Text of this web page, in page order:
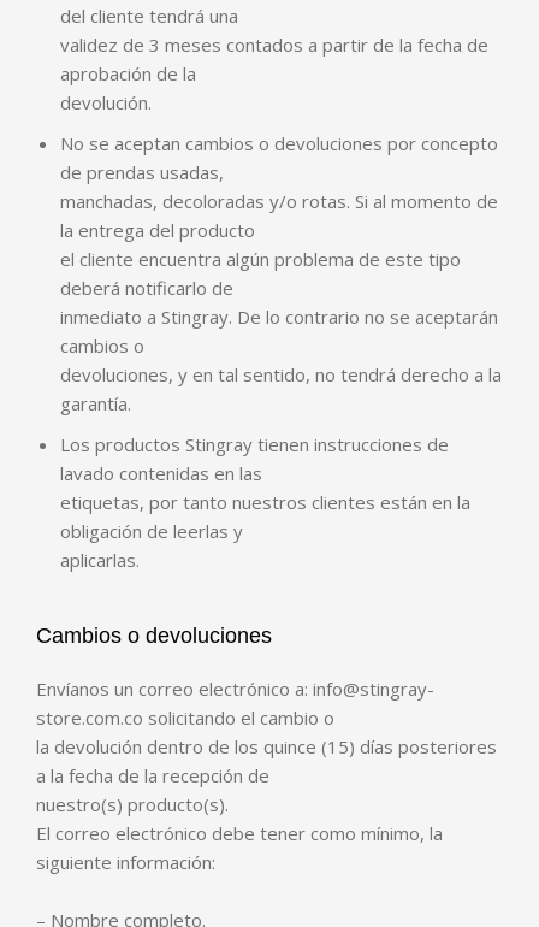
del cliente tendrá una
validez de 3 meses contados a partir de la fecha de
aprobación de la
devolución.
No se aceptan cambios o devoluciones por concepto
de prendas usadas,
manchadas, decoloradas y/o rotas. Si al momento de
la entrega del producto
el cliente encuentra algún problema de este tipo
deberá notificarlo de
inmediato a Stingray. De lo contrario no se aceptarán
cambios o
devoluciones, y en tal sentido, no tendrá derecho a la
garantía.
Los productos Stingray tienen instrucciones de
lavado contenidas en las
etiquetas, por tanto nuestros clientes están en la
obligación de leerlas y
aplicarlas.
Cambios o devoluciones
Envíanos un correo electrónico a: info@stingray-
store.com.co solicitando el cambio o
la devolución dentro de los quince (15) días posteriores
a la fecha de la recepción de
nuestro(s) producto(s).
El correo electrónico debe tener como mínimo, la
siguiente información:
– Nombre completo.